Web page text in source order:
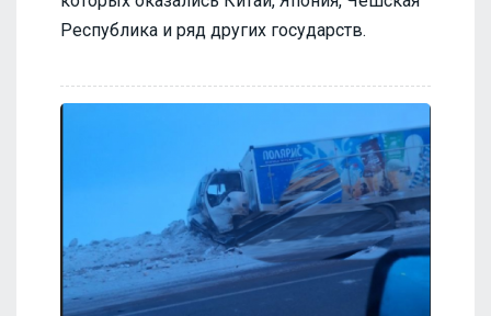
Республика и ряд других государств.